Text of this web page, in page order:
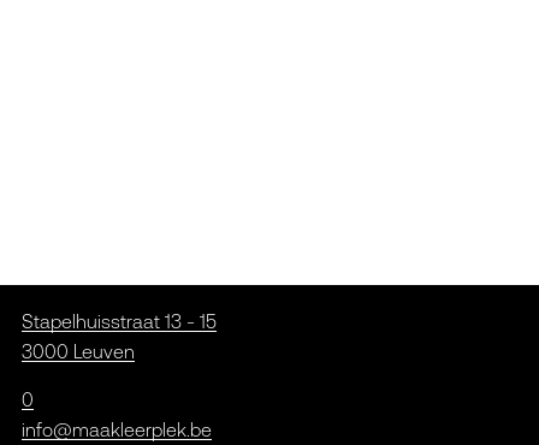
Stapelhuisstraat 13 - 15
3000 Leuven
0
info@maakleerplek.be